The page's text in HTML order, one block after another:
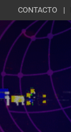
CONTACTO